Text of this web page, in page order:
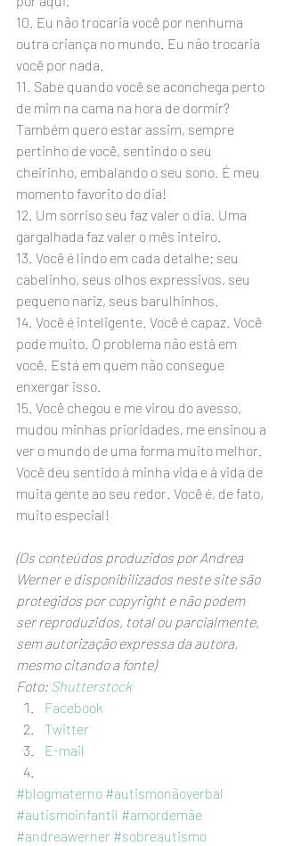
10. Eu não trocaria você por nenhuma
outra criança no mundo. Eu não trocaria
você por nada.
11. Sabe quando você se aconchega perto
de mim na cama na hora de dormir?
Também quero estar assim, sempre
pertinho de você, sentindo o seu
cheirinho, embalando o seu sono. É meu
momento favorito do dia!
12. Um sorriso seu faz valer o dia. Uma
gargalhada faz valer o mês inteiro.
13. Você é lindo em cada detalhe: seu
cabelinho, seus olhos expressivos, seu
pequeno nariz, seus barulhinhos.
14. Você é inteligente. Você é capaz. Você
pode muito. O problema não está em
você. Está em quem não consegue
enxergar isso.
15. Você chegou e me virou do avesso,
mudou minhas prioridades, me ensinou a
ver o mundo de uma forma muito melhor.
Você deu sentido à minha vida e à vida de
muita gente ao seu redor. Você é, de fato,
muito especial!
(Os conteúdos produzidos por Andrea
Werner e disponibilizados neste site são
protegidos por copyright e não podem
ser reproduzidos, total ou parcialmente,
sem autorização expressa da autora,
mesmo citando a fonte)
Foto: Shutterstock
Facebook
Twitter
E-mail
#blogmaterno #autismonãoverbal
#autismoinfantil #amordemãe
#andreawerner #sobreautismo